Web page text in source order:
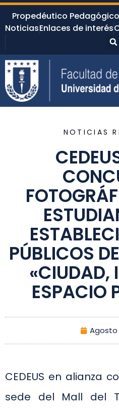
Propedéutico Pedagógico
NoticiasEnlaces de interés
NOTICIAS
PÚBLICOS
«CIUDAD,
ESPACIO
Agosto
CEDEUS en alianza
sede del Mall del